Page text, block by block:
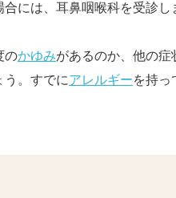
には、耳鼻咽喉科を受診し
のかゆみがあるのか、他の
う。すでにアレルギーを持っ